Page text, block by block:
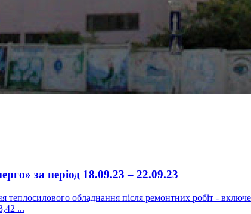
за період 18.09.23 – 22.09.23
обладнання після ремонтних робіт -
...